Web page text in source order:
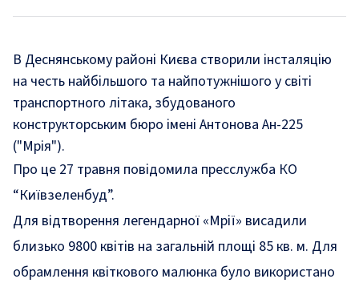
В Деснянському районі Києва створили інсталяцію
на честь найбільшого та найпотужнішого у світі
транспортного літака, збудованого
конструкторським бюро імені Антонова Ан-225
("Мрія").
Про це 27 травня повідомила пресслужба КО
“Київзеленбуд”.
Для відтворення легендарної «Мрії» висадили
близько 9800 квітів на загальній площі 85 кв. м. Для
обрамлення квіткового малюнка було використано